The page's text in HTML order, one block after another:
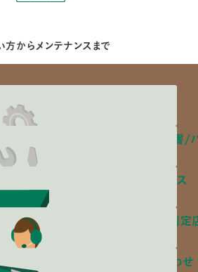
方からメンテナンスまで
取扱説明書/
メンテナンス
サービス指定
お問い合わせ